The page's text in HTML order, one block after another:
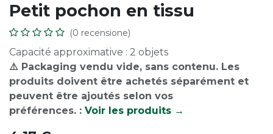
Petit pochon en tissu
(0 recensione)
Capacité approximative : 2 objets
⚠️ Packaging vendu vide, sans contenu. Les
produits doivent être achetés séparément et
peuvent être ajoutés selon vos
préférences. : Voir les produits →